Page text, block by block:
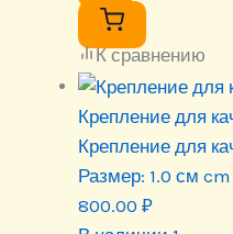
К сравнению
Крепление для
Крепление для
Размер: 1.0 см cm
800.00 ₽